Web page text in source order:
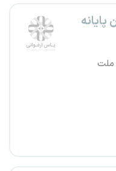
ملت